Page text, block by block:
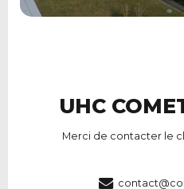
UHC
Merci de contacter le